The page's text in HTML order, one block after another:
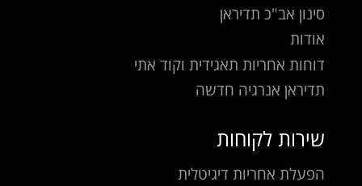
סינון אב"כ תדיראן
אודות
דוחות אחריות תאגידית וקוד אתי
תדיראן אנרגיה חדשה
שירות לקוחות
הפעלת אחריות דיגיטלית